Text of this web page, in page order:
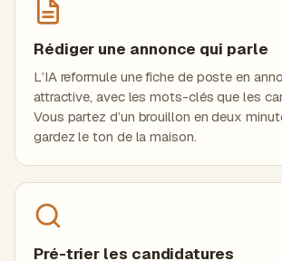
Rédiger une annonce qui parle
L’IA reformule une fiche de poste en
attractive, avec les mots-clés que les
Vous partez d’un brouillon en deux
gardez le ton de la maison.
Pré-trier les candidatures